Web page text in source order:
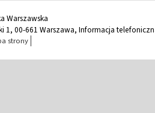
Warszawska
1, 00-661 Warszawa, Informacja
strony